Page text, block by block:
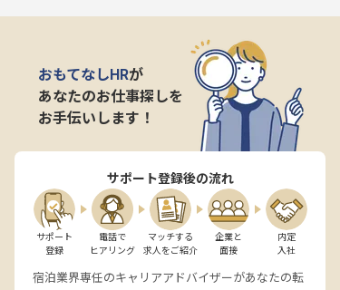
おもてなしHRが
あなたのお仕事探しを
お手伝いします！
サポート登録後の流れ
サポート
登録
電話で
ヒアリング
マッチする
求人をご紹介
企業と
面接
内定
入社
宿泊業界専任のキャリアアドバイザーがあなたの転